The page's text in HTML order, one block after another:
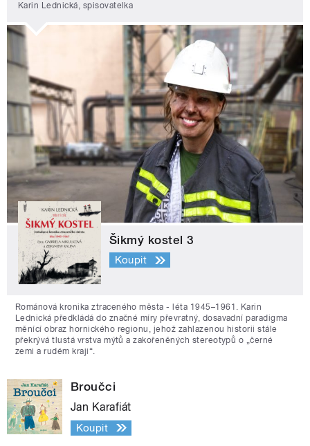
Karin Lednická, spisovatelka
Šikmý kostel 3
Koupit
Románová kronika ztraceného města - léta 1945–1961. Karin
Lednická předkládá do značné míry převratný, dosavadní paradigma
měnící obraz hornického regionu, jehož zahlazenou historii stále
překrývá tlustá vrstva mýtů a zakořeněných stereotypů o „černé
zemi a rudém kraji“.
Broučci
Jan Karafiát
Koupit